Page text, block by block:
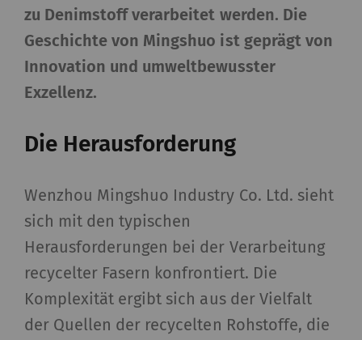
zu Denimstoff verarbeitet werden. Die
Geschichte von Mingshuo ist geprägt von
Innovation und umweltbewusster
Exzellenz.
Die Herausforderung
Wenzhou Mingshuo Industry Co. Ltd. sieht
sich mit den typischen
Herausforderungen bei der Verarbeitung
recycelter Fasern konfrontiert. Die
Komplexität ergibt sich aus der Vielfalt
der Quellen der recycelten Rohstoffe, die